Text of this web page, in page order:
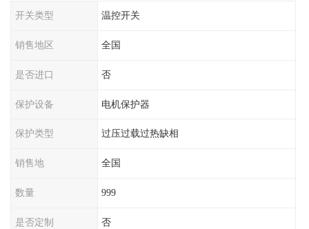
开关类型 温控开关
销售地区 全国
是否进口 否
保护设备 电机保护器
保护类型 过压过载过热缺相
销售地 全国
数量 999
是否定制 否